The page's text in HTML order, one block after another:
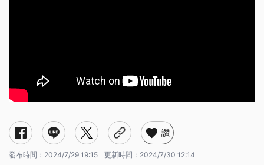
讚
發布時間： 2024/7/29 19:15 更新時間： 2024/7/30 12:14